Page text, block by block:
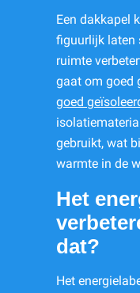
Een dakkapel
figuurlijk laten
ruimte
gaat om goed
goed
gebruikt, wat
warmte in de
Het
dat?
Het